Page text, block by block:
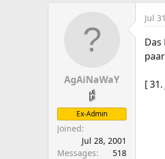
AgAiNaWaY
Ex-Admin
Joined
Jul 28, 2001
Messages
518
Jul
Das
[